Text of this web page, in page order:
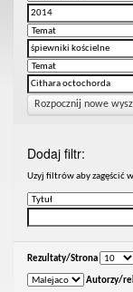
Rozpocznij nowe
Dodaj filtr:
Uzyj filtrów aby zagęścić
Rezultaty/Strona
Autorzy/